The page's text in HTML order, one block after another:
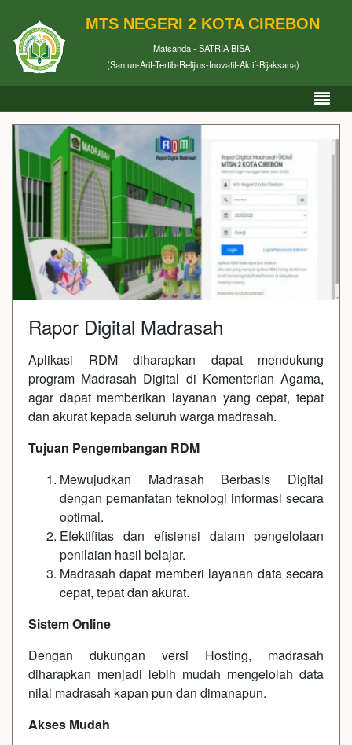
MTS NEGERI 2 KOTA CIREBON
Matsanda - SATRIA BISA!
(Santun-Arif-Tertib-Relijius-Inovatif-Aktif-Bijaksana)
Rapor Digital Madrasah
Aplikasi RDM diharapkan dapat mendukung
program Madrasah Digital di Kementerian Agama,
agar dapat memberikan layanan yang cepat, tepat
dan akurat kepada seluruh warga madrasah.
Tujuan Pengembangan RDM
Mewujudkan Madrasah Berbasis Digital
dengan pemanfatan teknologi informasi secara
optimal.
Efektifitas dan efisiensi dalam pengelolaan
penilaian hasil belajar.
Madrasah dapat memberi layanan data secara
cepat, tepat dan akurat.
Sistem Online
Dengan dukungan versi Hosting, madrasah
diharapkan menjadi lebih mudah mengelolah data
nilai madrasah kapan pun dan dimanapun.
Akses Mudah